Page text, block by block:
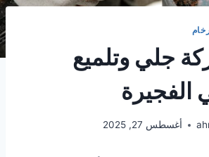
جلي وتلميع
الفجيرة
أغسطس 27, 2025